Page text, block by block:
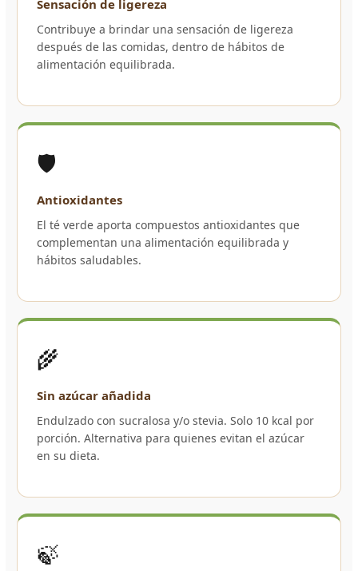
Sensación de ligereza
Contribuye a brindar una sensación de ligereza
después de las comidas, dentro de hábitos de
alimentación equilibrada.
🛡️
Antioxidantes
El té verde aporta compuestos antioxidantes que
complementan una alimentación equilibrada y
hábitos saludables.
🌾
Sin azúcar añadida
Endulzado con sucralosa y/o stevia. Solo 10 kcal por
porción. Alternativa para quienes evitan el azúcar
en su dieta.
🍃